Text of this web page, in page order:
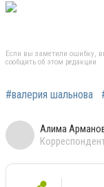
Если вы заметили ошибку,
сообщить об этом редакции
#валерия шальнова
Алима